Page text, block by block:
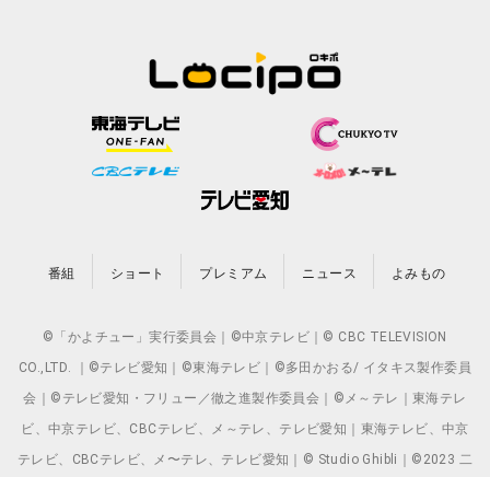
番組 ショート プレミアム ニュース よみもの
©「かよチュー」実行委員会｜©中京テレビ｜© CBC TELEVISION
CO.,LTD. ｜©テレビ愛知｜©東海テレビ｜©多田かおる/ イタキス製作委員
会｜©テレビ愛知・フリュー／徹之進製作委員会｜©メ～テレ｜東海テレ
ビ、中京テレビ、CBCテレビ、メ～テレ、テレビ愛知｜東海テレビ、中京
テレビ、CBCテレビ、メ〜テレ、テレビ愛知｜© Studio Ghibli｜©2023 二